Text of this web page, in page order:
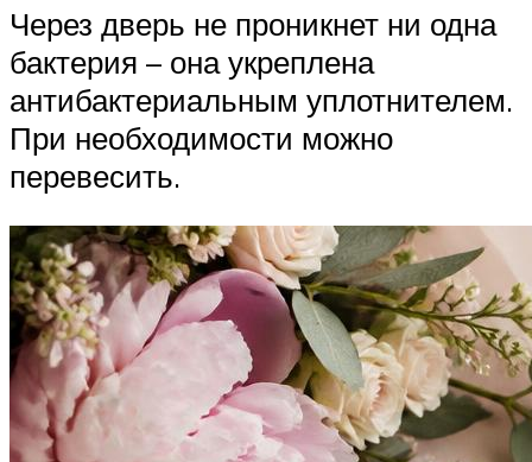
Через дверь не проникнет ни одна
бактерия – она укреплена
антибактериальным уплотнителем.
При необходимости можно
перевесить.